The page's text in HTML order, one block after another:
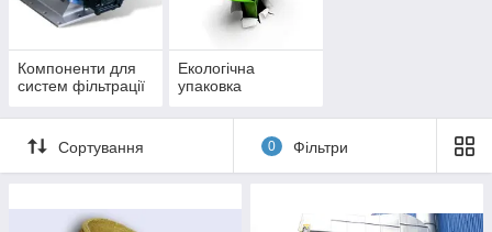
Компоненти для
систем фільтрації
Екологічна
упаковка
Сортування 0 Фільтри